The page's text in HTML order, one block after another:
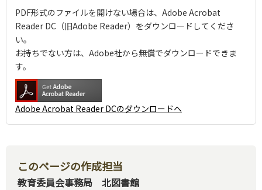
PDF形式のファイルを開けない場合は、Adobe Acrobat
Reader DC（旧Adobe Reader）をダウンロードしてくださ
い。
お持ちでない方は、Adobe社から無償でダウンロードできま
す。
Adobe Acrobat Reader DCのダウンロードへ
このページの作成担当
教育委員会事務局 北図書館